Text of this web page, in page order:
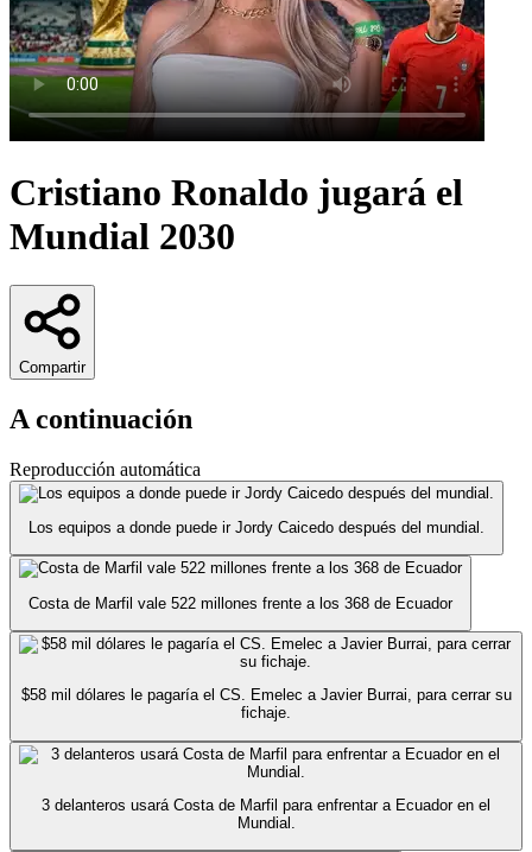
Cristiano Ronaldo jugará el
Mundial 2030
Compartir
A continuación
Reproducción automática
Los equipos a donde puede ir Jordy Caicedo después del mundial.
Costa de Marfil vale 522 millones frente a los 368 de Ecuador
$58 mil dólares le pagaría el CS. Emelec a Javier Burrai, para cerrar su
fichaje.
3 delanteros usará Costa de Marfil para enfrentar a Ecuador en el
Mundial.